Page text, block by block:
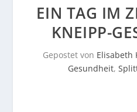
EIN TAG IM
KNEIPP-
Gepostet von Elisabeth
Gesundheit,